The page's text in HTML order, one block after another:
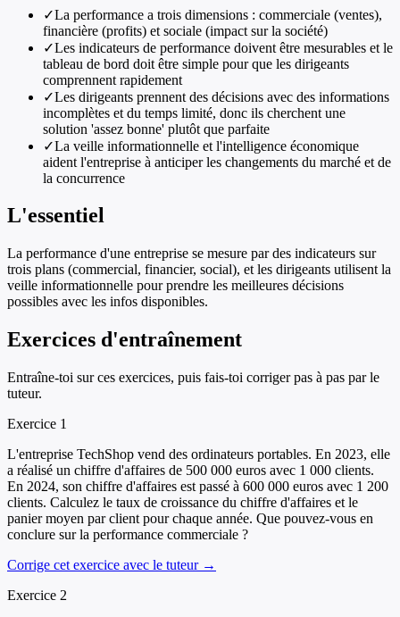
✓La performance a trois dimensions : commerciale (ventes),
financière (profits) et sociale (impact sur la société)
✓Les indicateurs de performance doivent être mesurables et le
tableau de bord doit être simple pour que les dirigeants
comprennent rapidement
✓Les dirigeants prennent des décisions avec des informations
incomplètes et du temps limité, donc ils cherchent une
solution 'assez bonne' plutôt que parfaite
✓La veille informationnelle et l'intelligence économique
aident l'entreprise à anticiper les changements du marché et de
la concurrence
L'essentiel
La performance d'une entreprise se mesure par des indicateurs sur
trois plans (commercial, financier, social), et les dirigeants utilisent la
veille informationnelle pour prendre les meilleures décisions
possibles avec les infos disponibles.
Exercices d'entraînement
Entraîne-toi sur ces exercices, puis fais-toi corriger pas à pas par le
tuteur.
Exercice 1
L'entreprise TechShop vend des ordinateurs portables. En 2023, elle
a réalisé un chiffre d'affaires de 500 000 euros avec 1 000 clients.
En 2024, son chiffre d'affaires est passé à 600 000 euros avec 1 200
clients. Calculez le taux de croissance du chiffre d'affaires et le
panier moyen par client pour chaque année. Que pouvez-vous en
conclure sur la performance commerciale ?
Corrige cet exercice avec le tuteur →
Exercice 2